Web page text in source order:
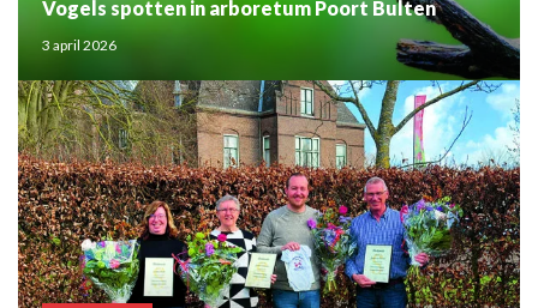
Vogels spotten in arboretum Poort Bulten
3 april 2026